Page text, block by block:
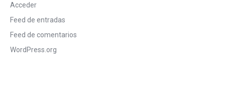
Acceder
Feed de entradas
Feed de comentarios
WordPress.org